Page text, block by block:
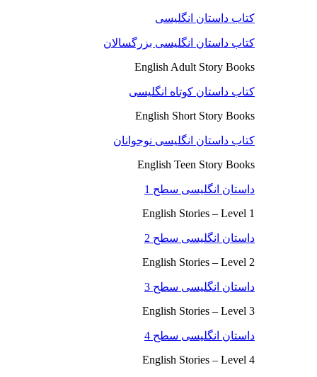
کتاب داستان انگلیسی
کتاب داستان انگلیسی بزرگسالان
English Adult Story Books
کتاب داستان کوتاه انگلیسی
English Short Story Books
کتاب داستان انگلیسی نوجوانان
English Teen Story Books
داستان انگلیسی سطح 1
English Stories – Level 1
داستان انگلیسی سطح 2
English Stories – Level 2
داستان انگلیسی سطح 3
English Stories – Level 3
داستان انگلیسی سطح 4
English Stories – Level 4